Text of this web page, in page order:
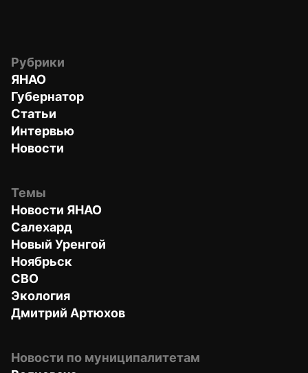
Рубрики
ЯНАО
Губернатор
Статьи
Интервью
Новости
Темы
Новости ЯНАО
Салехард
Новый Уренгой
Ноябрьск
СВО
Экология
Дмитрий Артюхов
Новости по муниципалитетам